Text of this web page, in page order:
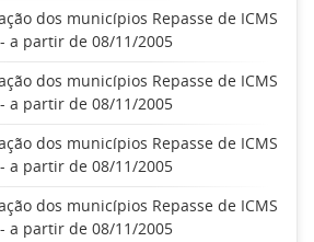
dos municípios Repasse de ICMS
a partir de 08/11/2005
dos municípios Repasse de ICMS
a partir de 08/11/2005
dos municípios Repasse de ICMS
a partir de 08/11/2005
dos municípios Repasse de ICMS
a partir de 08/11/2005